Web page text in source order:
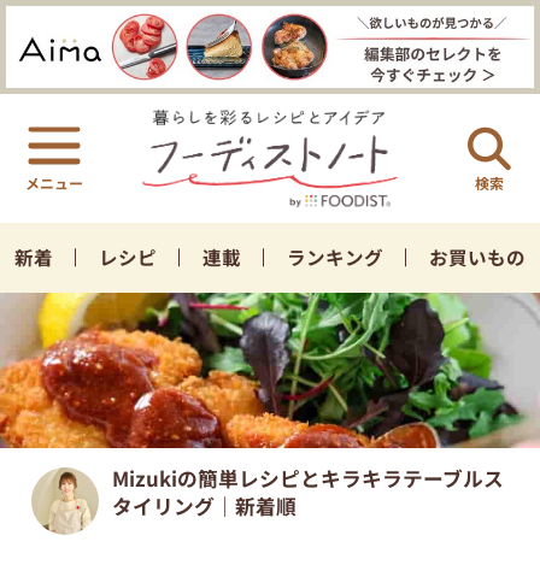
検索
新着 レシピ 連載 ランキング お買いもの
Mizukiの簡単レシピとキラキラテーブルス
タイリング｜新着順